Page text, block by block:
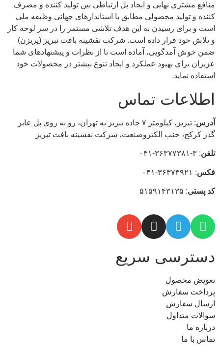
منافع مشتری نهایی و ایجاد پل ارتباطی بین تولید کننده و مصرف
کننده و تولید محصولی مطابق با استاندارهای جهانی وظیفه ملی
است و برای رسیدن به این هدف تلاشی مستمر را در سر لوحه کار
و تلاش خود قرار داده است. شرکت نقشینه بافت تبریز (پریزن)
ضمن خوش آمدگویی، آماده است تا از نظرات و پیشنهادهای شما
عزیزان برای بهبود عملکرد و ایجاد تنوع بیشتر در محصولات خود
استفاده نماید.
اطلاعات تماس
آدرس
: تبریز، كيلومتر ۷ جاده تبريز به تهران، رو به روی پل عابر
گذر کرکج، جنب الکتروصنعت، شركت نقشينه بافت تبريز
تلفن: ۳-۳۶۳۷۷۳۸۱-۰۴۱
فکس: ۳۶۳۷۳۹۲۱-۰۴۱
كد پستی: ۵۱۵۹۱۴۳۱۳۵
دسترسی سریع
تعویض محصول
پرداخت سفارش
ارسال سفارش
سوالات متداول
درباره ما
تماس با ما